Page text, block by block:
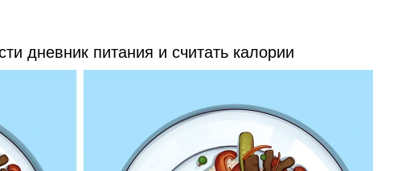
дневник питания и считать калории